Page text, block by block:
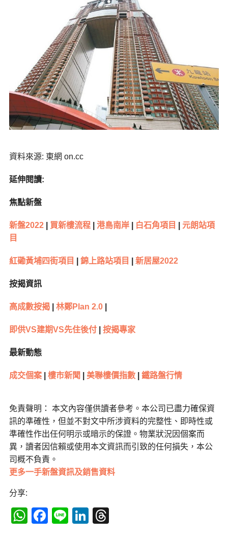
資料來源: 東網 on.cc
延伸閱讀:
焦點新盤
新盤2022| 買新樓流程| 港島南岸| 白石角項目
元朗站項
目
紅磡黃埔四街項目 錦上路站項目 新居屋2022
按揭資訊
高成數按揭| 林鄭Plan 2.0|
即供VS建期VS先住後付 按揭專家
最新動態
成交個案| 樓市新聞 美聯樓價指數| 鐵路盤行情
免責聲明： 本文內容僅供讀者參考。本公司已盡力確保資
訊的準確性，但並不對文中所涉資料的完整性、即時性或
準確性作出任何明示或暗示的保證。物業狀況因個案而
異，讀者因信賴或使用本文資訊而引致的任何損失，本公
司概不負責。
更多一手新盤資訊及銷售資料
分享:
WhatsApp
Facebook
LineLinkedIn